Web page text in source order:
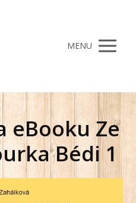
MENU
eBooku Ze
Bédi 1